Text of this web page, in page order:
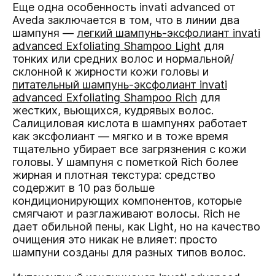
Еще одна особенность invati advanced от
Aveda заключается в том, что в линии два
шампуня — легкий шампунь-эксфолиант invati
advanced Exfoliating Shampoo Light для
тонких или средних волос и нормальной/
склонной к жирности кожи головы и
питательный шампунь-эксфолиант invati
advanced Exfoliating Shampoo Rich для
жестких, вьющихся, кудрявых волоc.
Салициловая кислота в шампунях работает
как эксфолиант — мягко и в тоже время
тщательно убирает все загрязнения с кожи
головы. У шампуня с пометкой Rich более
жирная и плотная текстура: средство
содержит в 10 раз больше
кондиционирующих компонентов, которые
смягчают и разглаживают волосы. Rich не
дает обильной пены, как Light, но на качество
очищения это никак не влияет: просто
шампуни созданы для разных типов волос.